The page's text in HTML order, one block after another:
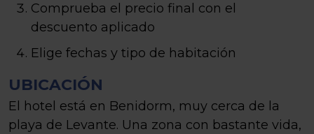
Comprueba el precio final con el
descuento aplicado
Elige fechas y tipo de habitación
UBICACIÓN
El hotel está en Benidorm, muy cerca de la
playa de Levante. Una zona con bastante vida,